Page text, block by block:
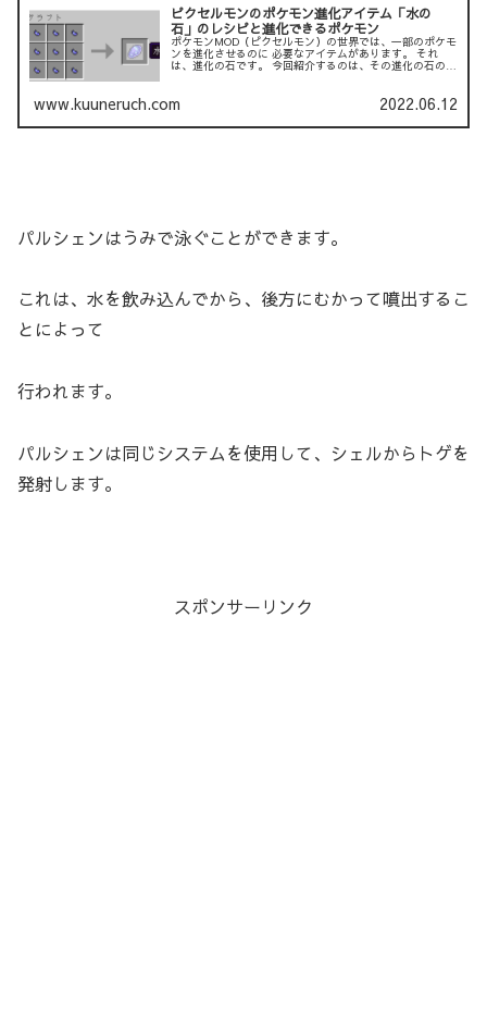
ピクセルモンのポケモン進化アイテム「水の
石」のレシピと進化できるポケモン
ポケモンMOD（ピクセルモン）の世界では、一部のポケモ
ンを進化させるのに 必要なアイテムがあります。 それ
は、進化の石です。 今回紹介するのは、その進化の石の１
www.kuuneruch.com 2022.06.12
パルシェンはうみで泳ぐことができます。
これは、水を飲み込んでから、後方にむかって噴出するこ
とによって
行われます。
パルシェンは同じシステムを使用して、シェルからトゲを
発射します。
スポンサーリンク